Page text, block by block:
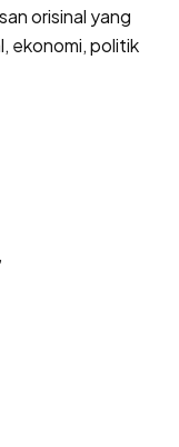
orisinal yang
ekonomi, politik